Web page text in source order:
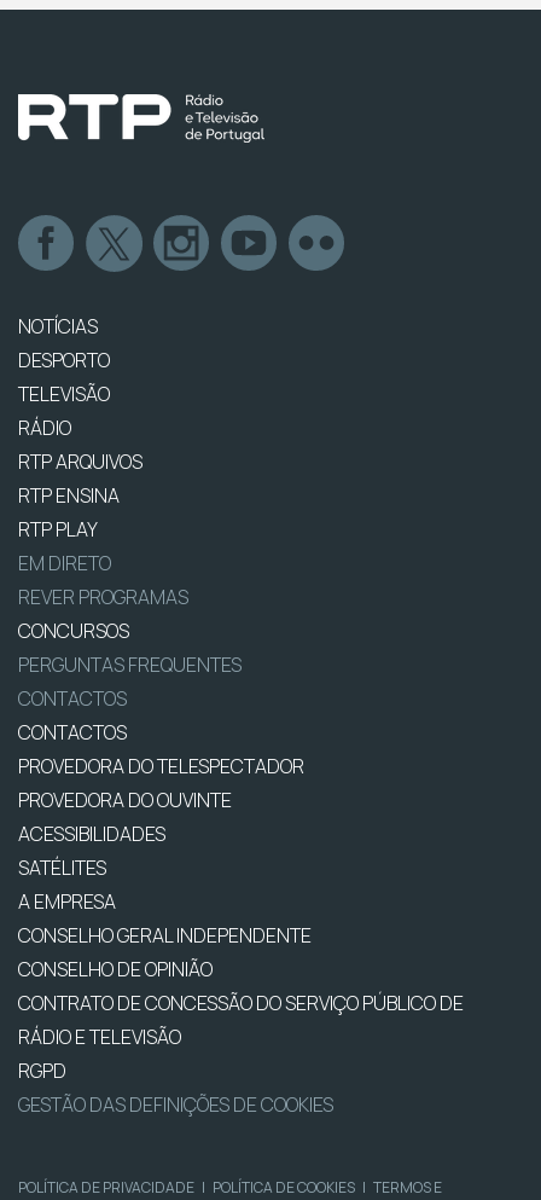
NOTÍCIAS
DESPORTO
TELEVISÃO
RÁDIO
RTP ARQUIVOS
RTP ENSINA
RTP PLAY
EM DIRETO
REVER PROGRAMAS
CONCURSOS
PERGUNTAS FREQUENTES
CONTACTOS
CONTACTOS
PROVEDORA DO TELESPECTADOR
PROVEDORA DO OUVINTE
ACESSIBILIDADES
SATÉLITES
A EMPRESA
CONSELHO GERAL INDEPENDENTE
CONSELHO DE OPINIÃO
CONTRATO DE CONCESSÃO DO SERVIÇO PÚBLICO DE
RÁDIO E TELEVISÃO
RGPD
GESTÃO DAS DEFINIÇÕES DE COOKIES
POLÍTICA DE PRIVACIDADE | POLÍTICA DE COOKIES | TERMOS E